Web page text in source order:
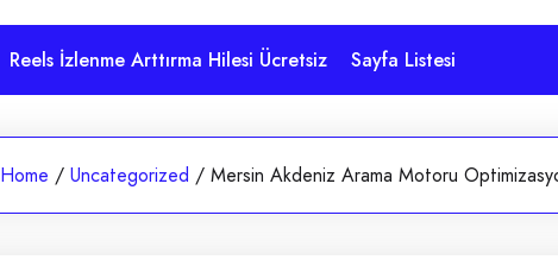
Reels İzlenme Arttırma Hilesi Ücretsiz Sayfa Listesi
Home / Uncategorized / Mersin Akdeniz Arama Motoru